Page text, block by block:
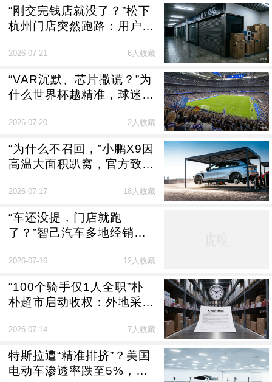
“刚交完钱店就没了？”松下
杭州门店突然跑路：用户钱
方称“将加强管理”
2026-07-21 6人收藏
“VAR沉默、芯片撒谎？”为
什么世界杯越精准，球迷越
2026-07-20 2人收藏
“为什么不召回，”小鹏X9因
高温大面积趴窝，官方致歉
不做试验？”
2026-07-17 18人收藏
“车还没提，门店就跑
了？”智己汽车多地经销商
主，员工集体讨薪，官方回
2026-07-16 12人收藏
“100个骑手仅1人全职”朴
朴超市启动收权：外地采购
倒计时？
2026-07-14 7人收藏
特斯拉遭“精准排挤”？美国
电动车渗透率跌至5%，加